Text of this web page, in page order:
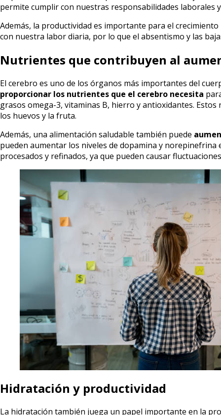
permite cumplir con nuestras responsabilidades
Además, la productividad es importante para el
con nuestra labor diaria, por lo que el absentismo y las
Nutrientes que contribuyen al
El cerebro es uno de los órganos más importantes del
proporcionar los nutrientes que el cerebro necesita
grasos omega-3, vitaminas B, hierro y antioxidantes.
los huevos y la fruta.
Además, una alimentación saludable también puede
pueden aumentar los niveles de dopamina y
procesados y refinados, ya que pueden causar
Hidratación y productividad
La hidratación también juega un papel importante en la